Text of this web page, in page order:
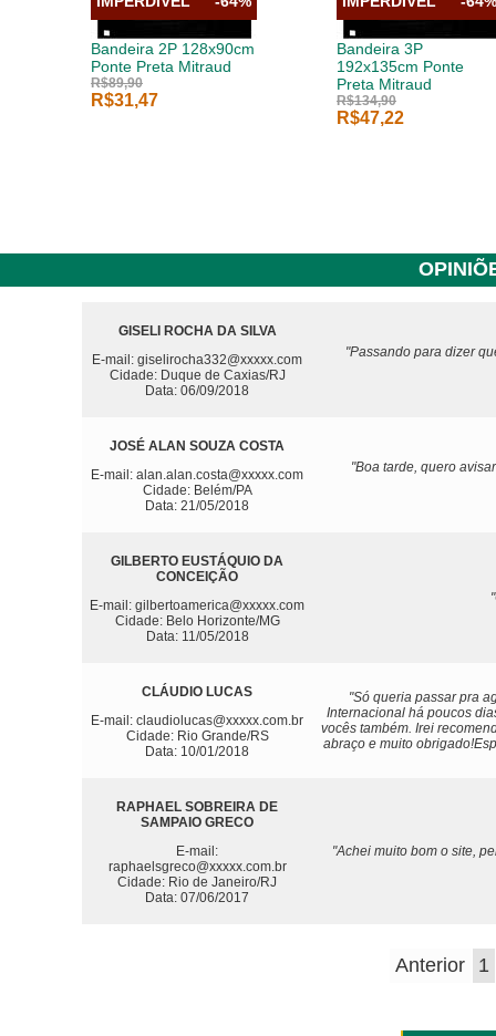
Bandeira 2P 128x90cm
Ponte Preta Mitraud
R$89,90
R$31,47
Bandeira 3P
192x135cm Ponte
Preta Mitraud
R$134,90
R$47,22
GISELI ROCHA DA SILVA
E-mail: giselirocha332@xxxxx.com
Cidade: Duque de Caxias/RJ
Data: 06/09/2018
"Passando para dizer
JOSÉ ALAN SOUZA COSTA
E-mail: alan.alan.costa@xxxxx.com
Cidade: Belém/PA
Data: 21/05/2018
"Boa tarde, quero
GILBERTO EUSTÁQUIO DA
CONCEIÇÃO
E-mail: gilbertoamerica@xxxxx.com
Cidade: Belo Horizonte/MG
Data: 11/05/2018
CLÁUDIO LUCAS
E-mail: claudiolucas@xxxxx.com.br
Cidade: Rio Grande/RS
Data: 10/01/2018
"Só queria passar pra
Internacional há poucos
vocês também. Irei
abraço e muito
RAPHAEL SOBREIRA DE
SAMPAIO GRECO
E-mail:
raphaelsgreco@xxxxx.com.br
Cidade: Rio de Janeiro/RJ
Data: 07/06/2017
"Achei muito bom o site,
Anterior 1